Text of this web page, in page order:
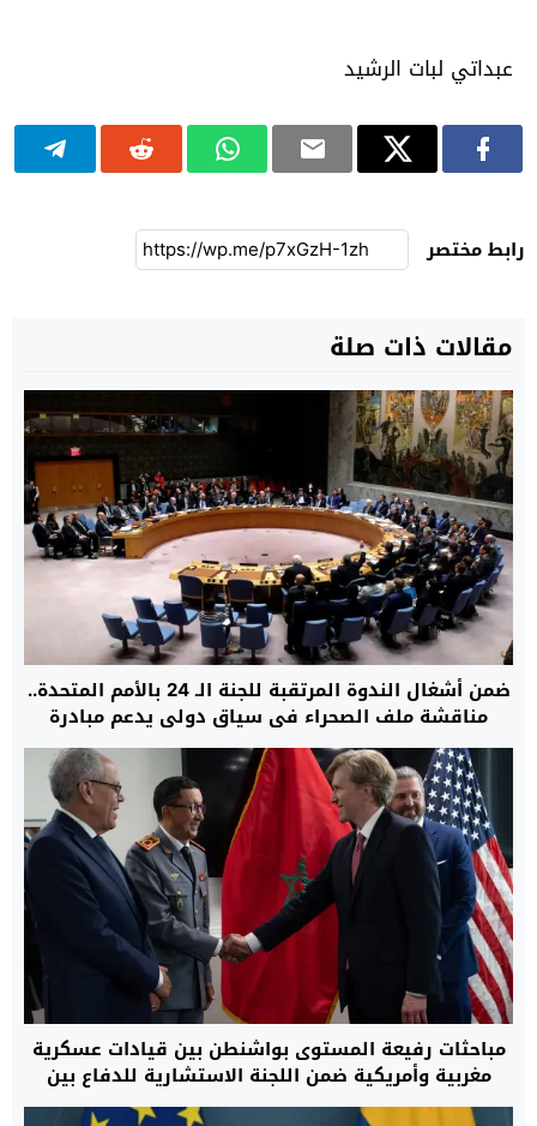
عبداتي لبات الرشيد
رابط مختصر
مقالات ذات صلة
ضمن أشغال الندوة المرتقبة للجنة الـ 24 بالأمم المتحدة..
مناقشة ملف الصحراء في سياق دولي يدعم مبادرة
الحكم الذاتي المغربية
مباحثات رفيعة المستوى بواشنطن بين قيادات عسكرية
مغربية وأمريكية ضمن اللجنة الاستشارية للدفاع بين
البلدين